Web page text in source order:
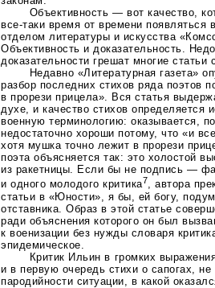
Объективность — вот качество,
все-таки время от времени появляться
отделом литературы и искусства
Объективность и доказательность.
доказательности грешат многие статьи
Недавно «Литературная газета»
разбор последних стихов ряда поэтов
в прорези прицела». Вся статья
духе, и качество стихов определяется
военную терминологию: оказывается,
недостаточно хороши потому, что «и
хотя мушка точно лежит в прорези
поэта объясняется так: это холостой
из ракетницы. Если бы не подпись —
и одного молодого критика7, автора
статьи в «Юности», я бы, ей богу,
отставника. Образ в этой статье
ради объяснения которого он был
к военизации без нужды словаря
эпидемическое.
Критик Ильин в громких
и в первую очередь стихи о сапогах, не
пародийности ситуации, в какой